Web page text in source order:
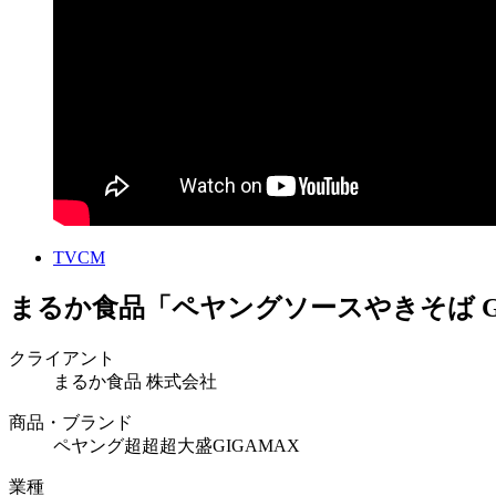
TVCM
まるか食品「ペヤングソースやきそば
クライアント
まるか食品 株式会社
商品・ブランド
ペヤング超超超大盛GIGAMAX
業種